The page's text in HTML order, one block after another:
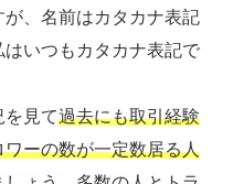
、名前はカタカナ表記
いつもカタカナ表記で
を見て過去にも取引経験
ーの数が一定数居る人